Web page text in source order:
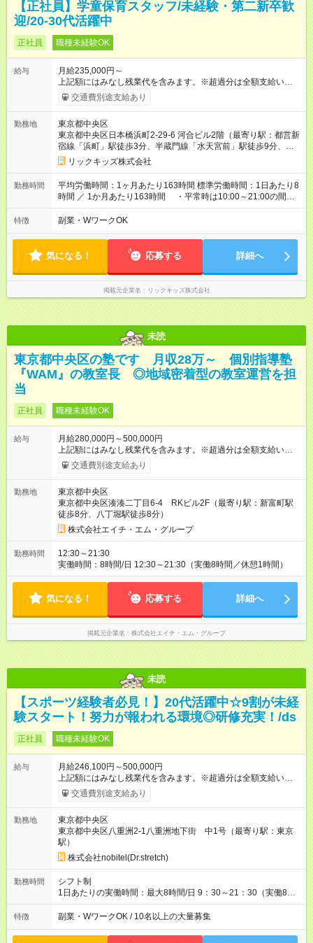
【正社員】学童保育スタッフ/未経験・第二新卒歓
迎/20-30代活躍中
正社員 職種未経験OK
給与
月給235,000円～
上記額にはみなし残業代を含みます。※超過分は全額支給いたし
ます。 みなし残業代 26,300円 ～ 45,300円／月 みなし残業時
間 15時間 ～ 25時間／月 上記額にはみなし残業代・調整給を含
験3年以上： 月給27,4万（固定残業25時間分45300円＋調整給
7,200円）＋通勤手当（一律支給）20,000円を含む＋業績賞与年
2回（会社・個人の業績による） ・社会人経験3年未満： 月給
25,5万（固定残業15時間分26300円＋調整給7,200円を含む）＋
通勤手当（一律支給）20,000円＋業績賞与年2回（会社・個人の
業績による） 【 その他諸手当】 ・運転手当（月額18,000円※条
件あり） ・近隣手当（月額4500円※条件あり） ・役職手当（副
当 ・宿泊手当 ・引越し手当（条件あり） 【試用期間】試用期間
あり 試用期間の長さ：3ヶ月 雇用形態、給与は本採用時と同じ
です。
交通費別途支給あり
勤務地
東京都中央区
東京都中央区日本橋浜町2-29-6 河合ビル2階（最寄り駅：都営新
宿線「浜町」駅徒歩3分、半蔵門線「水天宮前」駅徒歩9分、日
比谷線/浅草線「人形町」駅徒歩9分）
リックキッズ株式会社
勤務時間
平均労働時間：1ヶ月あたり163時間 標準労働時間：1日あたり8
時間 ／ 1か月あたり163時間 ・平常時は10:00～21:00の間で6
～8時間程度 ・小学生の長期休みは6:30～21:00の間で8～10時
間程度 ※3ヶ月ごとに勤務時間を調整・精算します ※毎週火曜
時間 標準労働時間：1日あたり8時間 ／ 1か月あたり163時間
・平常時は10:00～21:00の間で6～8時間程度 ・小学生の長期休
みは6:30～21:00の間で8～10時間程度 ※3ヶ月ごとに勤務時間
を調整・精算します ※毎週火曜日（10:00～11:30）に全体会議
特徴 副業・WワークOK
気になる！ 応募する 詳細へ
掲載元企業名 リックキッズ株式会社
未読
東京都中央区の塾です 月収28万～ 個別指導塾
『WAM』の教室長 ◎地域密着型の教室運営を担
当
正社員 職種未経験OK
給与
月給280,000円～500,000円
上記額にはみなし残業代を含みます。※超過分は全額支給いたし
ます。 みなし残業代 66,000円／月 みなし残業時間 42時間／月
月給28万円～50万円 ◎東京都にある店舗での採用になります。
時間を超える時間外労働には別途、残業手当を支給します。 ◎
上記金額は最低保証額です。経験や年齢、能力などを踏まえて
決定します。 ※試用期間は3ヶ月で、その間の雇用形態は正社員
です。そのほかの条件に変更はありません。 上記額にはみなし
残業代（月42時間分、6万6000円～）を含みます。※超過分は全
額支給します。 【試用期間】試用期間あり 試用期間の長さ：3
ヶ月 雇用形態、給与は本採用時と同じです。
交通費別途支給あり
勤務地
東京都中央区
東京都中央区湊湊二丁目6-4 RKビル2F（最寄り駅：新富町駅
徒歩8分、八丁堀駅徒歩8分）
株式会社エイチ・エム・グループ
勤務時間
12:30～21:30
実働時間：8時間/日 12:30～21:30（実働8時間／休憩1時間）
気になる！ 応募する 詳細へ
掲載元企業名 株式会社エイチ・エム・グループ
未読
【スポーツ経験者必見！】20代活躍中☆9割が未経
験スタート！努力が報われる環境◎研修充実！/ds
正社員 職種未経験OK
給与
月給246,100円～500,000円
上記額にはみなし残業代を含みます。※超過分は全額支給いたし
ます。 みなし残業代 38,400円／月 みなし残業時間 25時間／月
◆インセンティブについて ◎実績応じて毎月インセンティブを支
指名料×勤続年数(0~50，000円) 3.商品売上(0~100，000円)※上
限なし 【店長職】 1.店舗利益(40，000~425，000円) 2.商品売
上(0~100，000円)※上限なし ◎店長に昇格すると基本給5～6万
円UP！ 【研修期間中の給与】 ・月給：221，500円 ・基本給：
199，400円 ・固定残業代：23，000円（15時間分、超過分は別
途支給します。） ※研修期間：1～2か月 ※研修期間中は上記給
与のみ変更となり、その他の待遇に変更はありません。 【試用
交通費別途支給あり
勤務地
東京都中央区
東京都中央区八重洲2-1八重洲地下街 中1号（最寄り駅：東京
駅）
株式会社nobitel(Dr.stretch)
勤務時間
シフト制
1日あたりの実働時間：最大8時間/日 9：30～21：30（実働8時
間） ※残業は月25～30hほどです。 ※土日祝日は基本出勤いた
だきます。9：30～21：30（実働8時間） ※残業は月25～30hほ
ぼなし！ ⇒突発的な残業はほとんどなく、プライベートの予定
特徴 副業・WワークOK / 10名以上の大量募集